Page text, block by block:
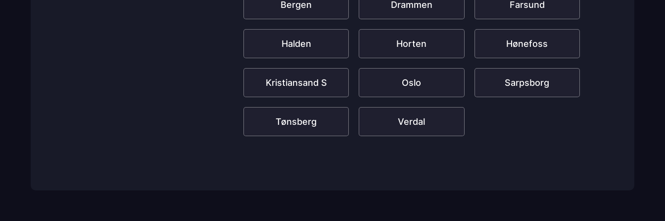
Bergen Drammen Farsund
Halden Horten Hønefoss
Kristiansand S Oslo Sarpsborg
Tønsberg Verdal